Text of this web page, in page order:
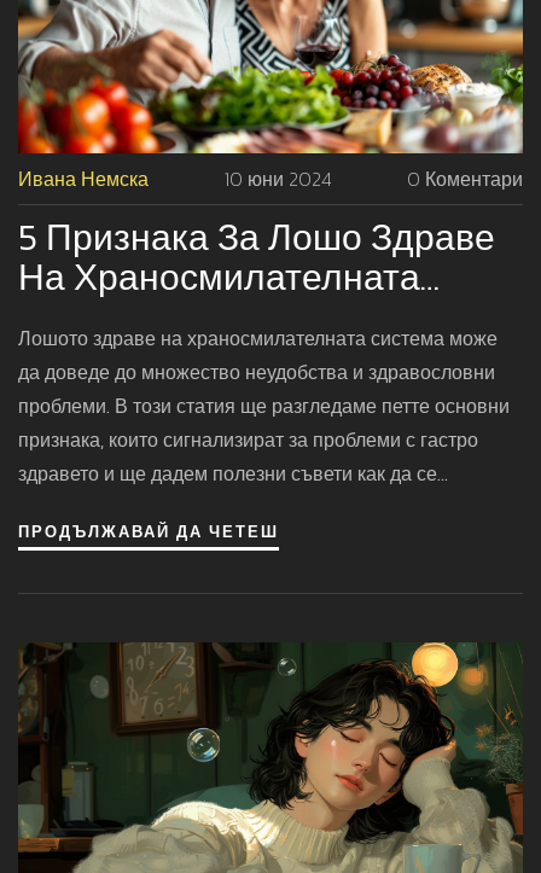
Ивана Немска 10 юни 2024 0 Коментари
5 Признака За Лошо Здраве
На Храносмилателната
Система
Лошото здраве на храносмилателната система може
да доведе до множество неудобства и здравословни
проблеми. В този статия ще разгледаме петте основни
признака, които сигнализират за проблеми с гастро
здравето и ще дадем полезни съвети как да се
ПРОДЪЛЖАВАЙ ДА ЧЕТЕШ